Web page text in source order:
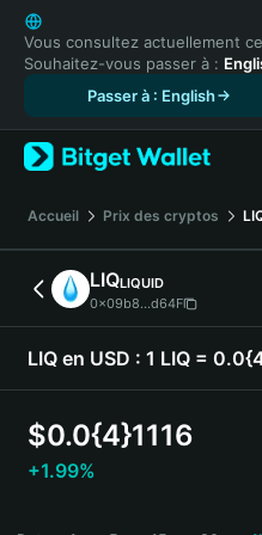
English
日本語
Tiếng Việt
Español (Latinoamérica)
Türkçe
Français
Deutsch
简体中文
繁體中文
Português (Portugal)
Bahasa Indonesia
ภาษาไทย
Español
Español (Argentina)
Vous consultez actuellement
Souhaitez-vous passer à :
Passer à : English
Accueil Prix des cryptos
LIQLIQUID
0x09b8...d64F
LIQ en USD : 1 LIQ =
$0.0{4}1116
+1.99%